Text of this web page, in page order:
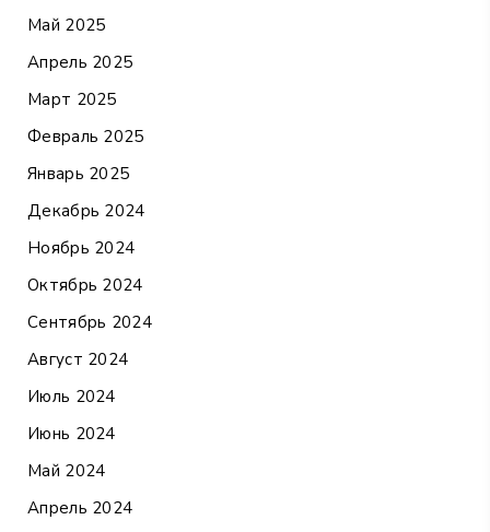
Май 2025
Апрель 2025
Март 2025
Февраль 2025
Январь 2025
Декабрь 2024
Ноябрь 2024
Октябрь 2024
Сентябрь 2024
Август 2024
Июль 2024
Июнь 2024
Май 2024
Апрель 2024